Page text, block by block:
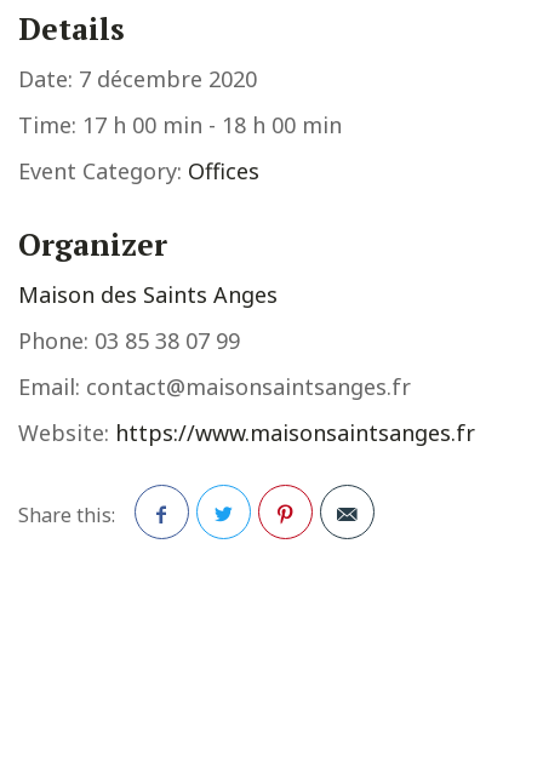
Details
Date: 7 décembre 2020
Time: 17 h 00 min - 18 h 00 min
Event Category: Offices
Organizer
Maison des Saints Anges
Phone: 03 85 38 07 99
Email: contact@maisonsaintsanges.fr
Website: https://www.maisonsaintsanges.fr
Share this: